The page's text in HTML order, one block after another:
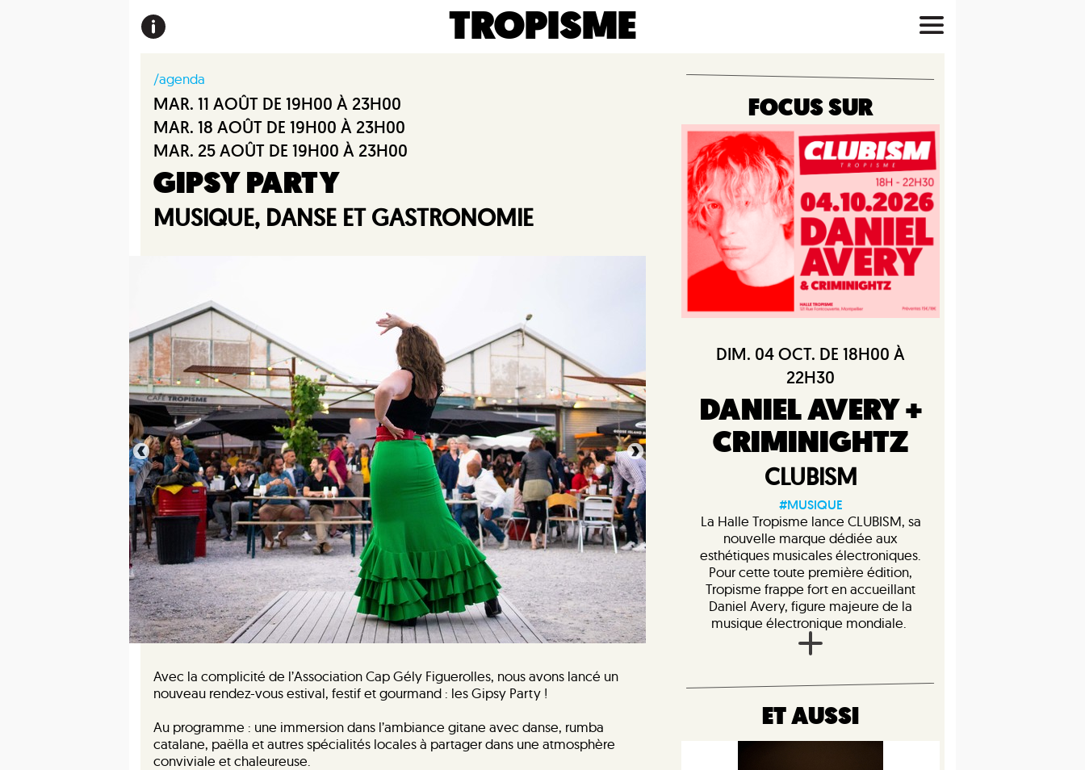
TROPISME
/agenda
MAR. 11 AOÛT DE 19H00 À 23H00
MAR. 18 AOÛT DE 19H00 À 23H00
MAR. 25 AOÛT DE 19H00 À 23H00
GIPSY PARTY
MUSIQUE, DANSE ET GASTRONOMIE
Avec la complicité de l’Association Cap Gély Figuerolles, nous avons lancé un
nouveau rendez-vous estival, festif et gourmand : les Gipsy Party !
Au programme : une immersion dans l’ambiance gitane avec danse, rumba
catalane, paëlla et autres spécialités locales à partager dans une atmosphère
conviviale et chaleureuse.
FOCUS SUR
DIM. 04 OCT. DE 18H00 À
22H30
DANIEL AVERY +
CRIMINIGHTZ
CLUBISM
#MUSIQUE
La Halle Tropisme lance CLUBISM, sa
nouvelle marque dédiée aux
esthétiques musicales électroniques.
Pour cette toute première édition,
Tropisme frappe fort en accueillant
Daniel Avery, figure majeure de la
musique électronique mondiale.
ET AUSSI